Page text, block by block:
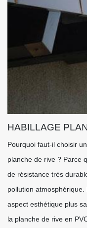
HABILLAGE
Pourquoi faut-il choisir
planche de rive ? Parce
de résistance très
pollution atmosphérique.
aspect esthétique plus
la planche de rive en